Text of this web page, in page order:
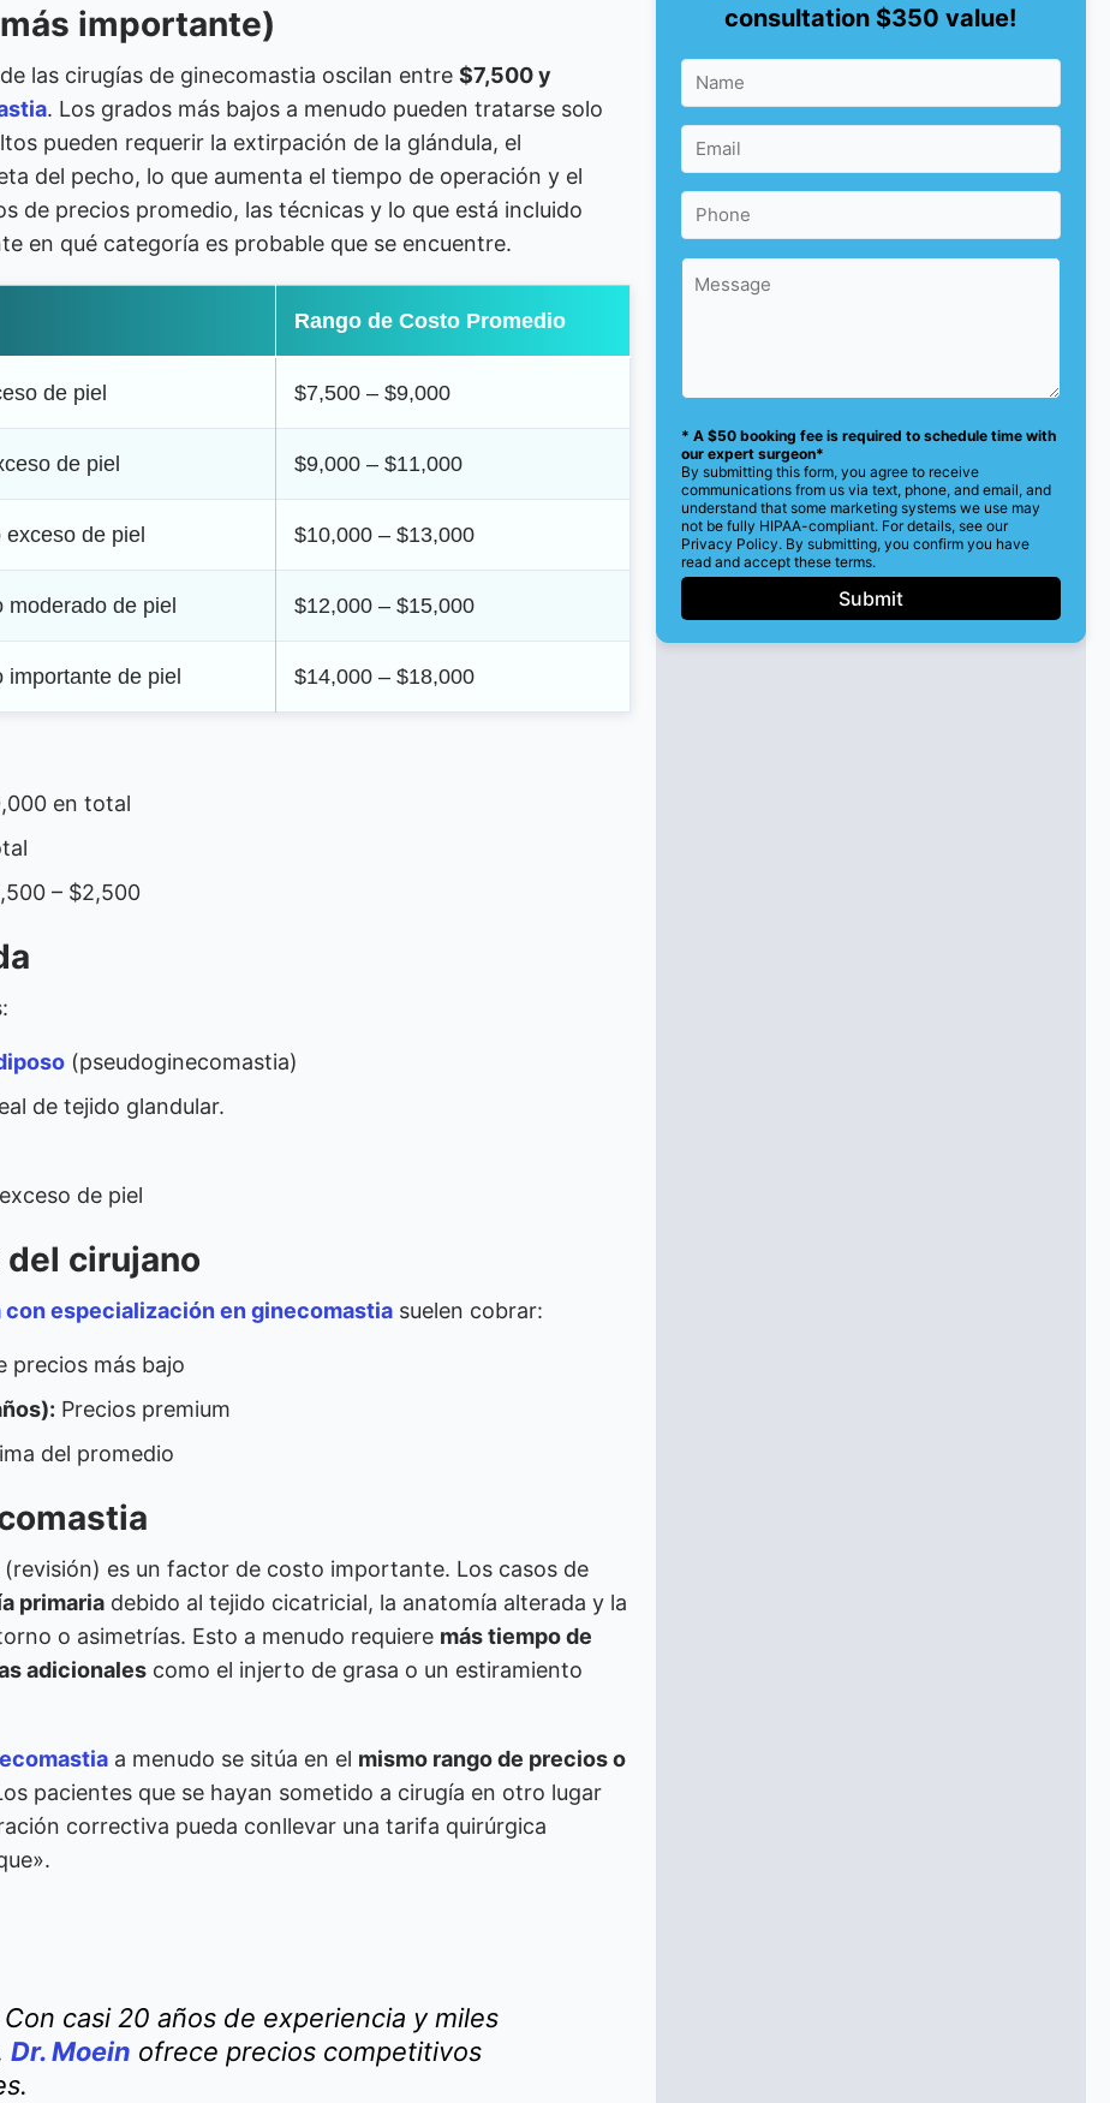
importante)
las cirugías de ginecomastia oscilan entre $7,500 y
. Los grados más bajos a menudo pueden tratarse solo
pueden requerir la extirpación de la glándula, el
del pecho, lo que aumenta el tiempo de operación y el
de precios promedio, las técnicas y lo que está incluido
en qué categoría es probable que se encuentre.
Rango de Costo Promedio
de piel $7,500 – $9,000
de piel $9,000 – $11,000
de piel $10,000 – $13,000
de piel $12,000 – $15,000
de piel $14,000 – $18,000
en total
– $2,500
(pseudoginecomastia)
de tejido glandular.
de piel
cirujano
especialización en ginecomastia suelen cobrar:
precios más bajo
Precios premium
del promedio
es un factor de costo importante. Los casos de
primaria debido al tejido cicatricial, la anatomía alterada y la
o asimetrías. Esto a menudo requiere más tiempo de
adicionales como el injerto de grasa o un estiramiento
a menudo se sitúa en el mismo rango de precios o
pacientes que se hayan sometido a cirugía en otro lugar
correctiva pueda conllevar una tarifa quirúrgica
Con casi 20 años de experiencia y miles
Dr. Moein ofrece precios competitivos
consultation $350 value!
* A $50 booking fee is required to schedule time with
our expert surgeon*
By submitting this form, you agree to receive
communications from us via text, phone, and email, and
understand that some marketing systems we use may
not be fully HIPAA-compliant. For details, see our
Privacy Policy. By submitting, you confirm you have
read and accept these terms.
Submit